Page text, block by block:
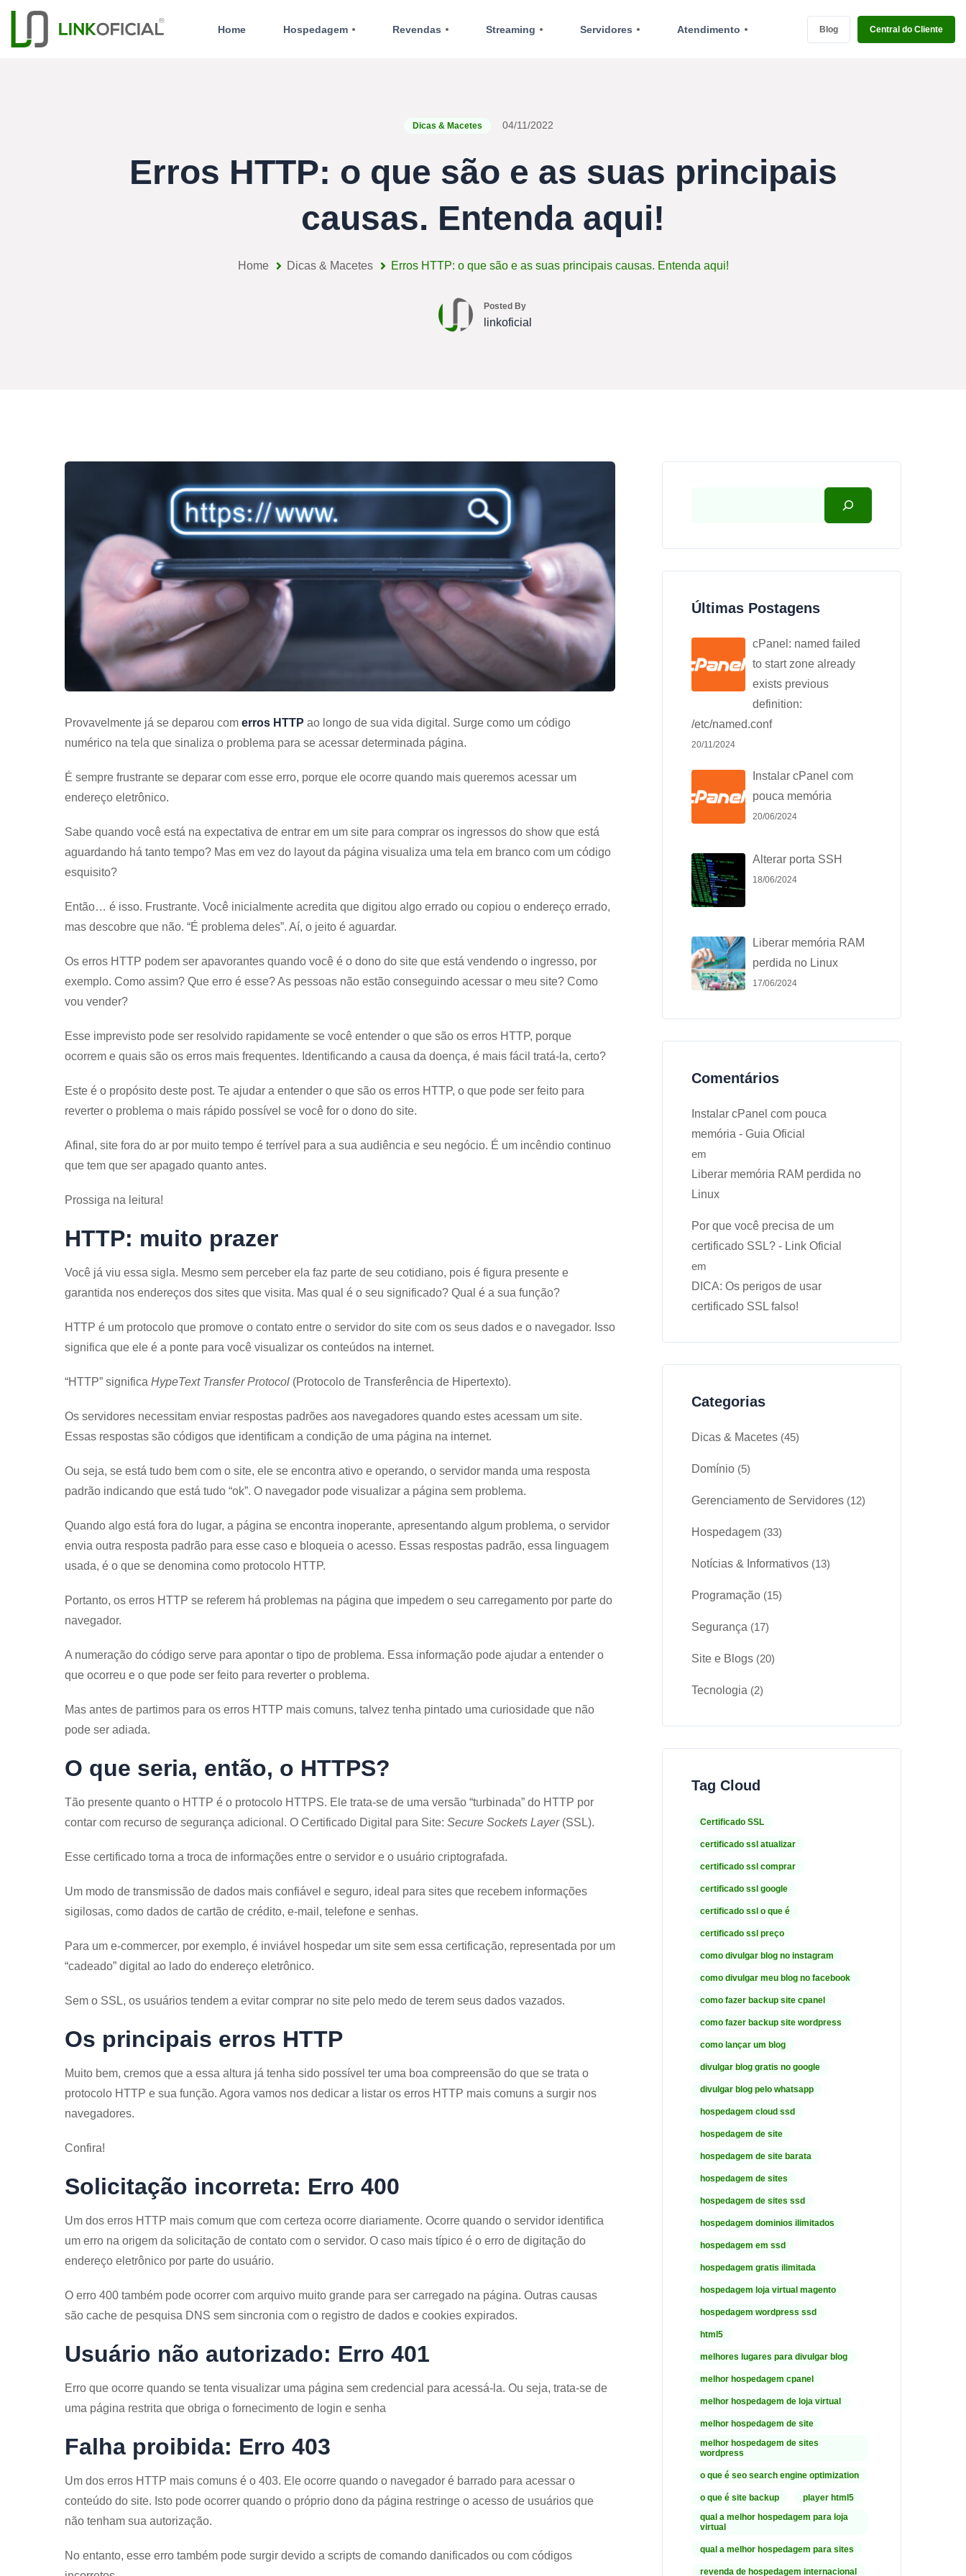
Home Hospedagem Revendas Streaming Servidores Atendimento Blog Central do Cliente
Dicas & Macetes 04/11/2022
Erros HTTP: o que são e as suas principais
causas. Entenda aqui!
Home Dicas & Macetes Erros HTTP: o que são e as suas principais causas. Entenda aqui!
Posted By
linkoficial
Provavelmente já se deparou com erros HTTP ao longo de sua vida digital. Surge como um código
numérico na tela que sinaliza o problema para se acessar determinada página.
É sempre frustrante se deparar com esse erro, porque ele ocorre quando mais queremos acessar um
endereço eletrônico.
Sabe quando você está na expectativa de entrar em um site para comprar os ingressos do show que está
aguardando há tanto tempo? Mas em vez do layout da página visualiza uma tela em branco com um código
esquisito?
Então… é isso. Frustrante. Você inicialmente acredita que digitou algo errado ou copiou o endereço errado,
mas descobre que não. “É problema deles”. Aí, o jeito é aguardar.
Os erros HTTP podem ser apavorantes quando você é o dono do site que está vendendo o ingresso, por
exemplo. Como assim? Que erro é esse? As pessoas não estão conseguindo acessar o meu site? Como
vou vender?
Esse imprevisto pode ser resolvido rapidamente se você entender o que são os erros HTTP, porque
ocorrem e quais são os erros mais frequentes. Identificando a causa da doença, é mais fácil tratá-la, certo?
Este é o propósito deste post. Te ajudar a entender o que são os erros HTTP, o que pode ser feito para
reverter o problema o mais rápido possível se você for o dono do site.
Afinal, site fora do ar por muito tempo é terrível para a sua audiência e seu negócio. É um incêndio continuo
que tem que ser apagado quanto antes.
Prossiga na leitura!
HTTP: muito prazer
Você já viu essa sigla. Mesmo sem perceber ela faz parte de seu cotidiano, pois é figura presente e
garantida nos endereços dos sites que visita. Mas qual é o seu significado? Qual é a sua função?
HTTP é um protocolo que promove o contato entre o servidor do site com os seus dados e o navegador. Isso
significa que ele é a ponte para você visualizar os conteúdos na internet.
“HTTP” significa HypeText Transfer Protocol (Protocolo de Transferência de Hipertexto).
Os servidores necessitam enviar respostas padrões aos navegadores quando estes acessam um site.
Essas respostas são códigos que identificam a condição de uma página na internet.
Ou seja, se está tudo bem com o site, ele se encontra ativo e operando, o servidor manda uma resposta
padrão indicando que está tudo “ok”. O navegador pode visualizar a página sem problema.
Quando algo está fora do lugar, a página se encontra inoperante, apresentando algum problema, o servidor
envia outra resposta padrão para esse caso e bloqueia o acesso. Essas respostas padrão, essa linguagem
usada, é o que se denomina como protocolo HTTP.
Portanto, os erros HTTP se referem há problemas na página que impedem o seu carregamento por parte do
navegador.
A numeração do código serve para apontar o tipo de problema. Essa informação pode ajudar a entender o
que ocorreu e o que pode ser feito para reverter o problema.
Mas antes de partimos para os erros HTTP mais comuns, talvez tenha pintado uma curiosidade que não
pode ser adiada.
O que seria, então, o HTTPS?
Tão presente quanto o HTTP é o protocolo HTTPS. Ele trata-se de uma versão “turbinada” do HTTP por
contar com recurso de segurança adicional. O Certificado Digital para Site: Secure Sockets Layer(SSL).
Esse certificado torna a troca de informações entre o servidor e o usuário criptografada.
Um modo de transmissão de dados mais confiável e seguro, ideal para sites que recebem informações
sigilosas, como dados de cartão de crédito, e-mail, telefone e senhas.
Para um e-commercer, por exemplo, é inviável hospedar um site sem essa certificação, representada por um
“cadeado” digital ao lado do endereço eletrônico.
Sem o SSL, os usuários tendem a evitar comprar no site pelo medo de terem seus dados vazados.
Os principais erros HTTP
Muito bem, cremos que a essa altura já tenha sido possível ter uma boa compreensão do que se trata o
protocolo HTTP e sua função. Agora vamos nos dedicar a listar os erros HTTP mais comuns a surgir nos
navegadores.
Confira!
Solicitação incorreta: Erro 400
Um dos erros HTTP mais comum que com certeza ocorre diariamente. Ocorre quando o servidor identifica
um erro na origem da solicitação de contato com o servidor. O caso mais típico é o erro de digitação do
endereço eletrônico por parte do usuário.
O erro 400 também pode ocorrer com arquivo muito grande para ser carregado na página. Outras causas
são cache de pesquisa DNS sem sincronia com o registro de dados e cookies expirados.
Usuário não autorizado: Erro 401
Erro que ocorre quando se tenta visualizar uma página sem credencial para acessá-la. Ou seja, trata-se de
uma página restrita que obriga o fornecimento de login e senha
Falha proibida: Erro 403
Um dos erros HTTP mais comuns é o 403. Ele ocorre quando o navegador é barrado para acessar o
conteúdo do site. Isto pode ocorrer quando o próprio dono da página restringe o acesso de usuários que
não tenham sua autorização.
No entanto, esse erro também pode surgir devido a scripts de comando danificados ou com códigos
Últimas Postagens
cPanel: named failed
to start zone already
exists previous
definition:
/etc/named.conf
20/11/2024
Instalar cPanel com
pouca memória
20/06/2024
Alterar porta SSH
18/06/2024
Liberar memória RAM
perdida no Linux
17/06/2024
Comentários
Instalar cPanel com pouca
memória - Guia Oficial
em
Liberar memória RAM perdida no
Linux
Por que você precisa de um
certificado SSL? - Link Oficial
em
DICA: Os perigos de usar
certificado SSL falso!
Categorias
Dicas & Macetes (45)
Domínio (5)
Gerenciamento de Servidores (12)
Hospedagem (33)
Notícias & Informativos (13)
Programação (15)
Segurança (17)
Site e Blogs (20)
Tecnologia (2)
Tag Cloud
Certificado SSL
certificado ssl atualizar
certificado ssl comprar
certificado ssl google
certificado ssl o que é
certificado ssl preço
como divulgar blog no instagram
como divulgar meu blog no facebook
como fazer backup site cpanel
como fazer backup site wordpress
como lançar um blog
divulgar blog gratis no google
divulgar blog pelo whatsapp
hospedagem cloud ssd
hospedagem de site
hospedagem de site barata
hospedagem de sites
hospedagem de sites ssd
hospedagem dominios ilimitados
hospedagem em ssd
hospedagem gratis ilimitada
hospedagem loja virtual magento
hospedagem wordpress ssd
html5
melhores lugares para divulgar blog
melhor hospedagem cpanel
melhor hospedagem de loja virtual
melhor hospedagem de site
melhor hospedagem de sites
wordpress
o que é seo search engine optimization
o que é site backup
player html5
qual a melhor hospedagem para loja
virtual
qual a melhor hospedagem para sites
revenda de hospedagem internacional